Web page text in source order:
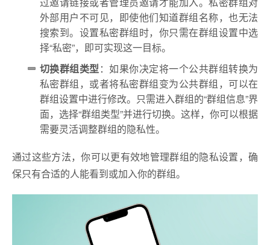
外部用户不可见，即使他们知道群组名称，也无法
搜索到。设置私密群组时，你只需在群组设置中选
择“私密”，即可实现这一目标。
切换群组类型：如果你决定将一个公共群组转换为
私密群组，或者将私密群组变为公共群组，可以在
群组设置中进行修改。只需进入群组的“群组信息”界
面，选择“群组类型”并进行切换。这样，你可以根据
需要灵活调整群组的隐私性。
通过这些方法，你可以更有效地管理群组的隐私设置，确
保只有合适的人能看到或加入你的群组。